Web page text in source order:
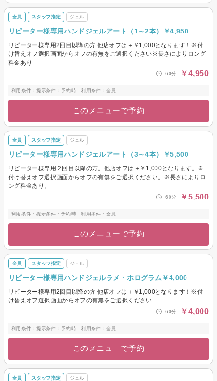
全員 スタッフ指定 ジェル
リピーター様専用ハンドジェルアート（1～2本）￥4,950
リピーター様専用2回目以降の方 他店オフは＋￥1,000となります！※付
け替えオフ選択画面からオフの有無をご選択ください※長さによりロング
料金あり
60分 ￥4,950
利用条件：提示条件：予約時 利用条件：全員
このメニューで予約
全員 スタッフ指定 ジェル
リピーター様専用ハンドジェルアート（3～4本）￥5,500
リピーター様専用２回目以降の方。他店オフは＋￥1,000となります。※
付け替えオフ選択画面からオフの有無をご選択ください。※長さによりロ
ング料金あり。
60分 ￥5,500
利用条件：提示条件：予約時 利用条件：全員
このメニューで予約
全員 スタッフ指定 ジェル
リピーター様専用ハンドジェルラメ・ホログラム￥4,000
リピーター様専用2回目以降の方 他店オフは＋￥1,000となります！※付
け替えオフ選択画面からオフの有無をご選択ください
60分 ￥4,000
利用条件：提示条件：予約時 利用条件：全員
このメニューで予約
全員 スタッフ指定 ジェル